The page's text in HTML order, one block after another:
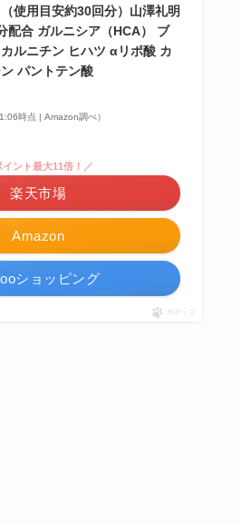
使用目安約30回分）山澤礼明
配合 ガルニシア（HCA） ブ
ルニチン ヒハツ αリポ酸 カ
パントテン酸
時点 | Amazon調べ）
Amazon
イント最大11倍！／
楽天市場
ショッピング
ポチップ